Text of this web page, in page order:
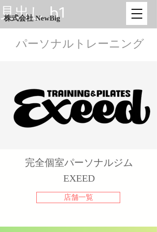
見出し h1
株式会社 NewBig
パーソナルトレーニング
完全個室パーソナルジム
​EXEED
店舗一覧